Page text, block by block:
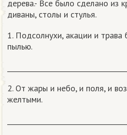
дерева.- Все было сделано из
диваны, столы и стулья.
1. Подсолнухи, акации и
пылью.
2. От жары и небо, и поля, и
желтыми.